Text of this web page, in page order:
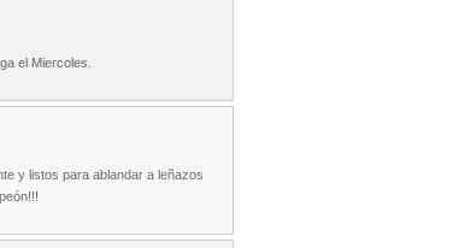
el Miercoles.
y listos para ablandar a leñazos